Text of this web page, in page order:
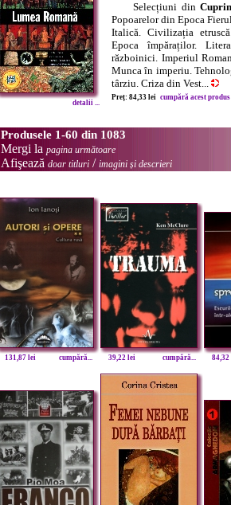
detalii ...
Selecțiuni din
Popoarelor din Epoca
Italică. Civilizația
Epoca împăraților.
războinici. Imperiul
Munca în imperiu.
târziu. Criza din Vest...
Preț: 84,33 lei cumpără acest produs
Produsele 1-60 din 1083
Mergi la pagina următoare
Afişează doar titluri / imagini și descrieri
131,87 lei cumpără... 39,22 lei cumpără... 84,32